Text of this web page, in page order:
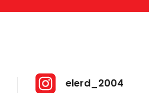
elerd_2004